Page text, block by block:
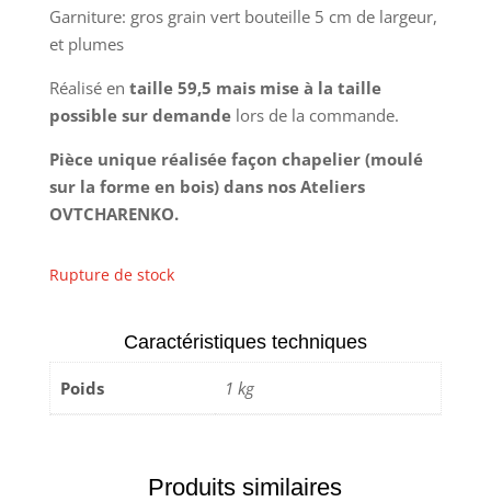
Garniture: gros grain vert bouteille 5 cm de largeur,
et plumes
Réalisé en taille 59,5 mais mise à la taille
possible sur demandelors de la commande.
Pièce unique réalisée façon chapelier (moulé
sur la forme en bois) dans nos Ateliers
OVTCHARENKO.
Rupture de stock
Caractéristiques techniques
Poids 1 kg
Produits similaires